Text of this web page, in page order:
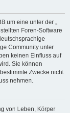
um eine unter der „
Foren-Software
Community unter
keinen Einfluss auf
Sie können
Zwecke nicht
nehmen.
von Leben, Körper